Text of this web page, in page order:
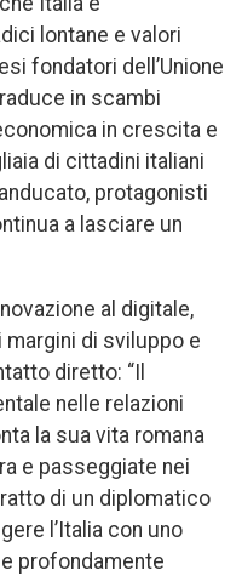
lontane e valori
fondatori dell’Unione
in scambi
in crescita e
di cittadini italiani
protagonisti
a lasciare un
al digitale,
margini di sviluppo e
diretto: “Il
nelle relazioni
la sua vita romana
e passeggiate nei
di un diplomatico
l’Italia con uno
profondamente